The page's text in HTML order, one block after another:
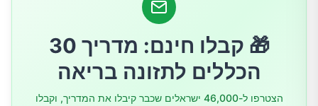
🎁 קבלו חינם: מדריך 30
הכללים לתזונה בריאה
הצטרפו ל-46,000 ישראלים שכבר קיבלו את המדריך, וקבלו